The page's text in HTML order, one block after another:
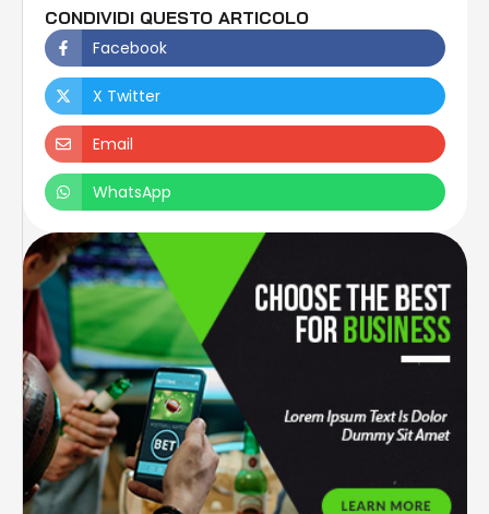
CONDIVIDI QUESTO ARTICOLO
Facebook
X Twitter
Email
WhatsApp